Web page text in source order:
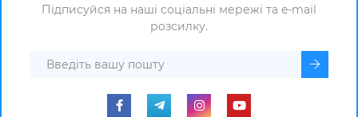
Підписуйся на наші соціальні мережі та e-mail
розсилку.